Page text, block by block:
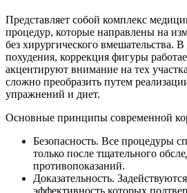
Представляет собой комплекс
процедур, которые направлены на
без хирургического вмешательства.
похудения, коррекция фигуры
акцентируют внимание на тех
сложно преобразить путем
упражнений и диет.
Основные принципы современной
Безопасность. Все процедуры
только после тщательного
противопоказаний.
Доказательность.
эффективность которых